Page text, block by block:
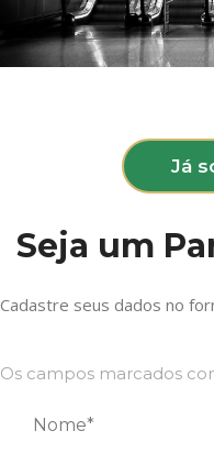
Já
Seja um
Cadastre seus dados no
Os campos marcados
Nome*